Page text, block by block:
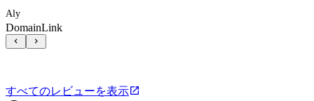
Aly
DomainLink
すべてのレビューを表示